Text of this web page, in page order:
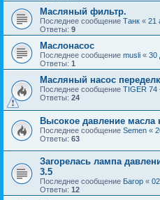
Масляный фильтр.
Последнее сообщение Танк « 21
Ответы: 9
Маслонасос
Последнее сообщение musli « 30
Ответы: 1
Масляный насос
Последнее сообщение TIGER 74
Ответы: 24
Высокое давление масла
Последнее сообщение Semen «
Ответы: 63
Загорелась лампа
3.5
Последнее сообщение Багор «
Ответы: 12